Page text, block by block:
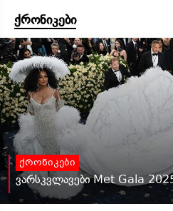
ქრონიკები
ქრონიკები
ვარსკვლავები Met Gala